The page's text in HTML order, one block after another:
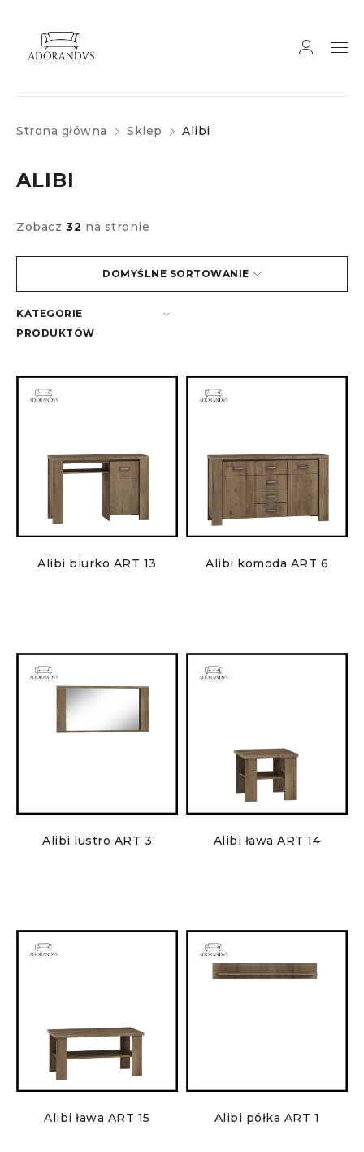
Strona główna Sklep Alibi
ALIBI
DOMYŚLNE SORTOWANIE
Zobacz 32 na stronie
KATEGORIE
PRODUKTÓW
Alibi biurko ART 13 Alibi komoda ART 6
Alibi lustro ART 3 Alibi ława ART 14
Alibi ława ART 15 Alibi półka ART 1